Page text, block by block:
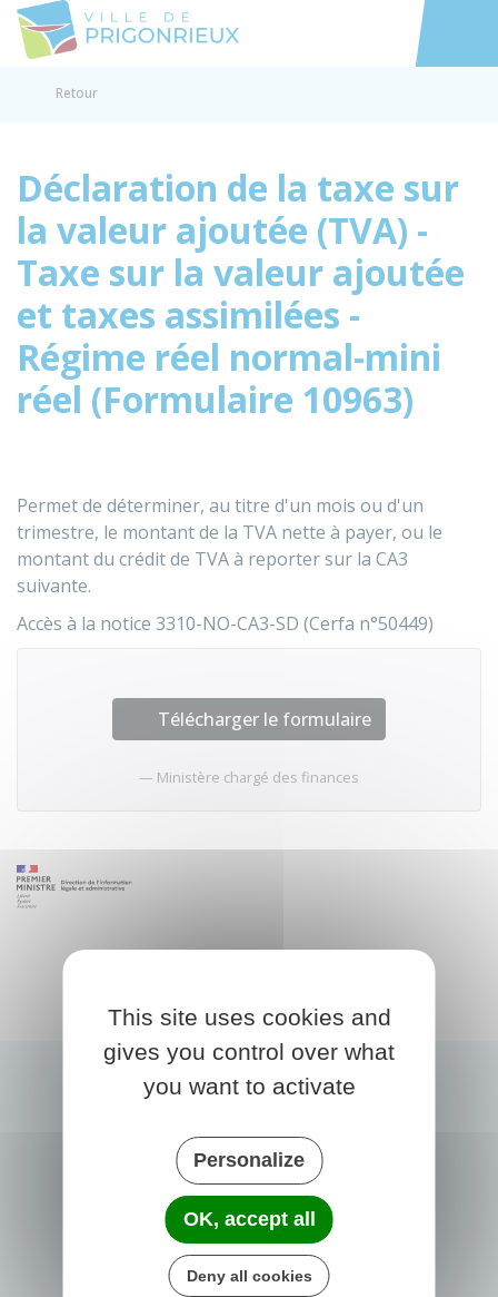
Accéder
Retour
Déclaration de la taxe sur
la valeur ajoutée (TVA) -
Taxe sur la valeur ajoutée
et taxes assimilées -
Régime réel normal-mini
réel (Formulaire 10963)
Permet de déterminer, au titre d'un mois ou d'un
trimestre, le montant de la TVA nette à payer, ou le
montant du crédit de TVA à reporter sur la CA3
suivante.
Accès à la notice 3310-NO-CA3-SD (Cerfa n°50449)
Télécharger le formulaire
Ministère chargé des finances
PRIGONRIEUX
This site uses cookies and
gives you control over what
you want to activate
Personalize
OK, accept all
Deny all cookies